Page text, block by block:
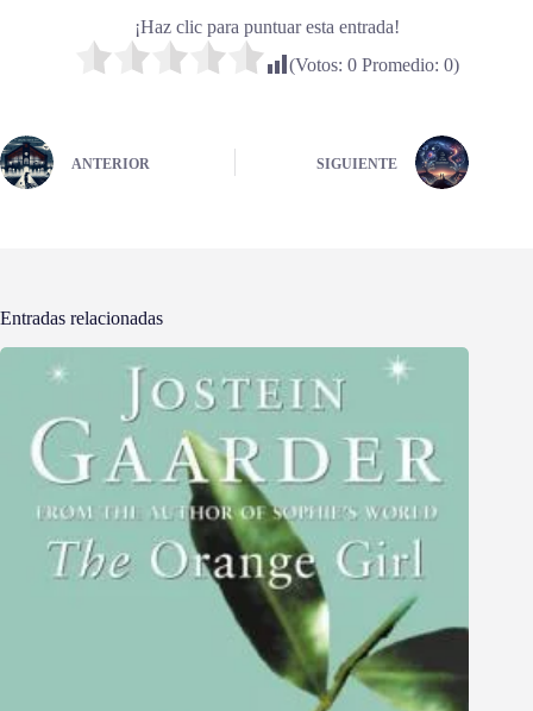
¡Haz clic para puntuar esta entrada!
(Votos: 0Promedio: 0)
ANTERIOR SIGUIENTE
Entradas relacionadas